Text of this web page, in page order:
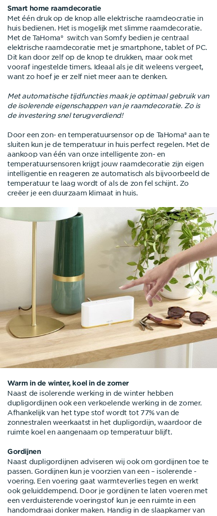
Smart home raamdecoratie
Met één druk op de knop alle elektrische raamdeocratie in
huis bedienen. Het is mogelijk met slimme raamdecoratie.
Met de TaHoma® switch van Somfy bedien je centraal
elektrische raamdecoratie met je smartphone, tablet of PC.
Dit kan door zelf op de knop te drukken, maar ook met
vooraf ingestelde timers. Ideaal als je dit weleens vergeet,
want zo hoef je er zelf niet meer aan te denken.
Met automatische tijdfuncties maak je optimaal gebruik van
de isolerende eigenschappen van je raamdecoratie. Zo is
de investering snel terugverdiend!
Door een zon- en temperatuursensor op de TaHoma® aan te
sluiten kun je de temperatuur in huis perfect regelen. Met de
aankoop van één van onze intelligente zon- en
temperatuursensoren krijgt jouw raamdecoratie zijn eigen
intelligentie en reageren ze automatisch als bijvoorbeeld de
temperatuur te laag wordt of als de zon fel schijnt. Zo
creëer je een duurzaam klimaat in huis.
Warm in de winter, koel in de zomer
Naast de isolerende werking in de winter hebben
dupligordijnen ook een verkoelende werking in de zomer.
Afhankelijk van het type stof wordt tot 77% van de
zonnestralen weerkaatst in het dupligordijn, waardoor de
ruimte koel en aangenaam op temperatuur blijft.
Gordijnen
Naast dupligordijnen adviseren wij ook om gordijnen toe te
passen. Gordijnen kun je voorzien van een – isolerende -
voering. Een voering gaat warmteverlies tegen en werkt
ook geluiddempend. Door je gordijnen te laten voeren met
een verduisterende voeringstof kun je een ruimte in een
handomdraai donker maken. Handig in de slaapkamer van